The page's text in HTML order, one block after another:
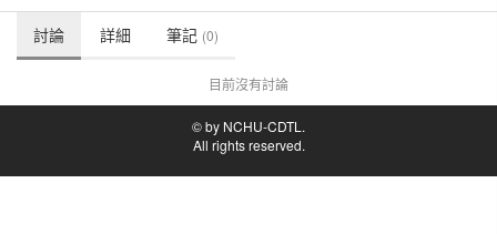
討論 詳細 筆記 (0)
目前沒有討論
© by NCHU-CDTL.
All rights reserved.